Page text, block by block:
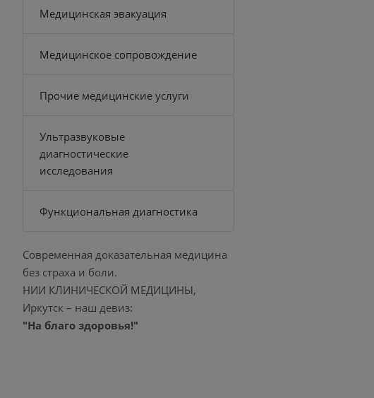
Медицинская эвакуация
Медицинское сопровождение
Прочие медицинские услуги
Ультразвуковые
диагностические
исследования
Функциональная диагностика
Современная доказательная медицина
без страха и боли.
НИИ КЛИНИЧЕСКОЙ МЕДИЦИНЫ,
Иркутск – наш девиз:
"На благо здоровья!"